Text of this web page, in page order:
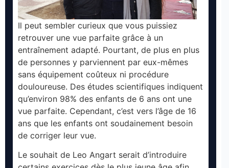
Il peut sembler curieux que vous puissiez
retrouver une vue parfaite grâce à un
entraînement adapté. Pourtant, de plus en plus
de personnes y parviennent par eux-mêmes
sans équipement coûteux ni procédure
douloureuse. Des études scientifiques indiquent
qu’environ 98% des enfants de 6 ans ont une
vue parfaite. Cependant, c’est vers l’âge de 16
ans que les enfants ont soudainement besoin
de corriger leur vue.
Le souhait de Leo Angart serait d’introduire